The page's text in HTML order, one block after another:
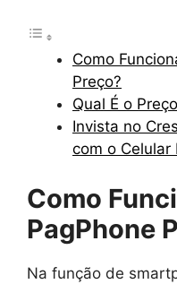
Como
Preço?
Qual É o
Invista no
com o Celular
Como
PagPhone
Na função de